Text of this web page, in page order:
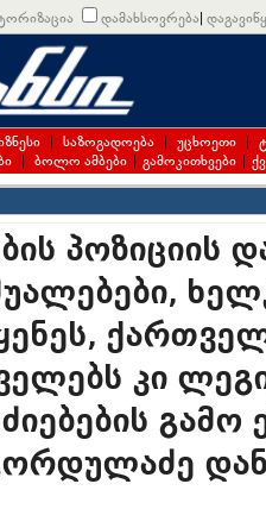
დამახსოვრება|
| საზოგადოება | უცხოეთი |
| ბოლო ამბები | გამოკითხვები |
პოზიციის
კი
გამო